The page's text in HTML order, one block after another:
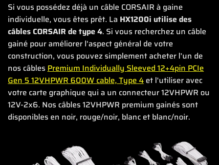
Si vous possédez déjà un câble CORSAIR à gaine
individuelle, vous êtes prêt. La HX1200i utilise des
câbles CORSAIR de type 4. Si vous recherchez un câble
gainé pour améliorer l'aspect général de votre
construction, vous pouvez simplement acheter l'un de
nos câbles Premium Individually Sleeved 12+4pin PCIe
Gen 5 12VHPWR 600W cable, Type 4 et l'utiliser avec
votre carte graphique qui a un connecteur 12VHPWR ou
12V-2x6. Nos câbles 12VHPWR premium gainés sont
disponibles en noir, rouge/noir, blanc et blanc/noir.